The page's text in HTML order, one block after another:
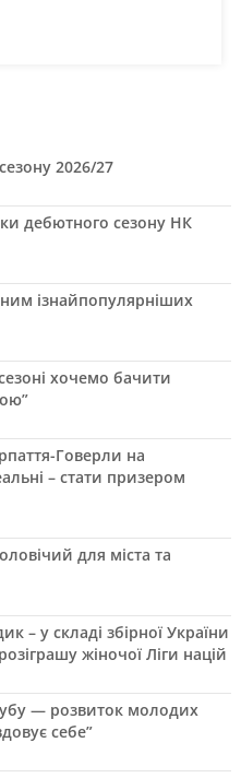
2026/27
дебютного сезону НК
ізнайпопулярніших
хочемо бачити
Говерли на
– стати призером
для міста та
– у складі збірної України
жіночої Ліги націй
— розвиток молодих
себе”